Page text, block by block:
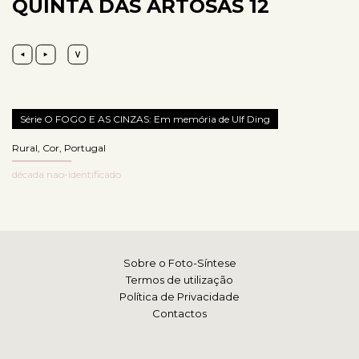
QUINTA DAS ARTOSAS 12
Série O FOGO E AS CINZAS: Em memória de Ulf Ding
Rural Cor Portugal
década nao-identificado
Sobre o Foto-Síntese
Termos de utilização
Política de Privacidade
Contactos